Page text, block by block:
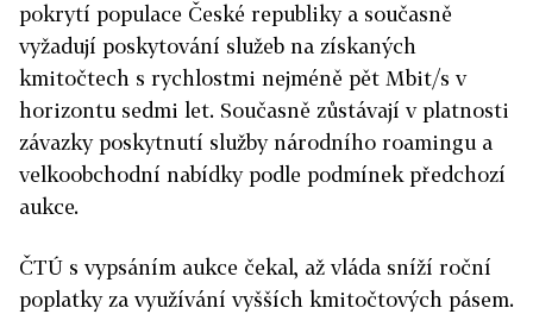
pokrytí populace České republiky a současně
vyžadují poskytování služeb na získaných
kmitočtech s rychlostmi nejméně pět Mbit/s v
horizontu sedmi let. Současně zůstávají v platnosti
závazky poskytnutí služby národního roamingu a
velkoobchodní nabídky podle podmínek předchozí
aukce.
ČTÚ s vypsáním aukce čekal, až vláda sníží roční
poplatky za využívání vyšších kmitočtových pásem.